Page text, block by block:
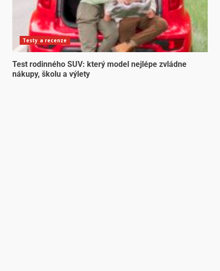
Testy a recenze
Test rodinného SUV: který model nejlépe zvládne
nákupy, školu a výlety